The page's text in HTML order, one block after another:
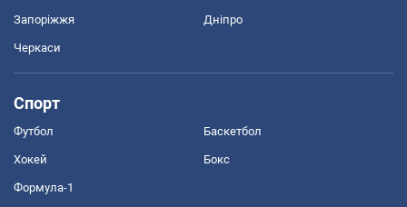
Запоріжжя Дніпро
Черкаси
Спорт
Футбол Баскетбол
Хокей Бокс
Формула-1